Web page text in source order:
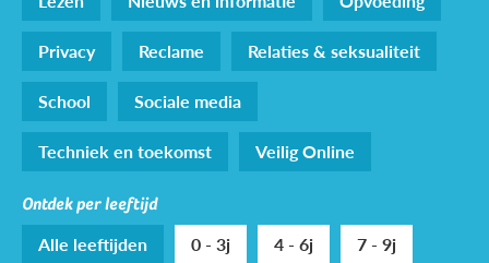
Privacy
Reclame
Relaties & seksualiteit
School
Sociale media
Techniek en toekomst
Veilig Online
Ontdek per leeftijd
Alle leeftijden 0 - 3j 4 - 6j
7 - 9j